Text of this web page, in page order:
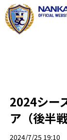
2024シー
ア（後半
2024/7/25 19:10